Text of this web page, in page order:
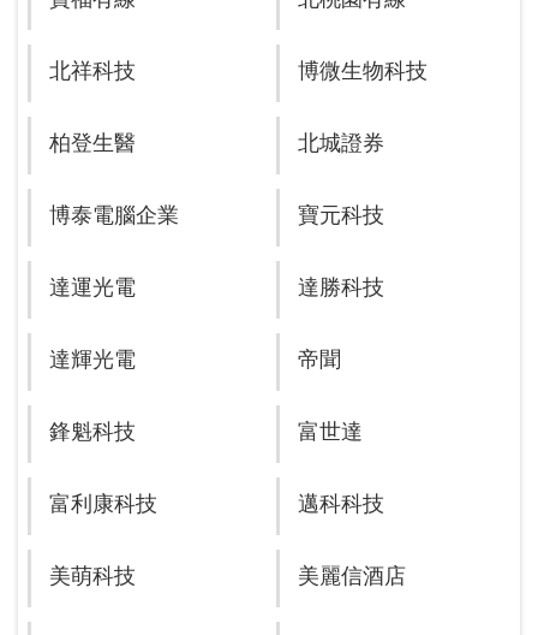
北祥科技 博微生物科技
柏登生醫 北城證券
博泰電腦企業 寶元科技
達運光電 達勝科技
達輝光電 帝聞
鋒魁科技 富世達
富利康科技 邁科科技
美萌科技 美麗信酒店